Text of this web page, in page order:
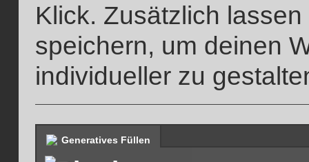
Klick. Zusätzlich
speichern, um deinen
individueller zu
Generatives Füllen